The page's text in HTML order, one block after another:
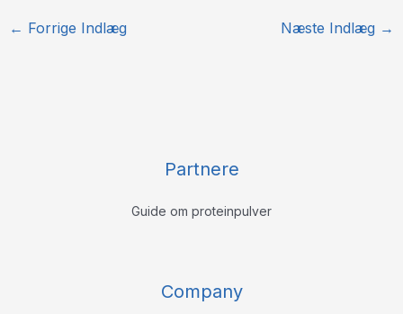
← Forrige Indlæg Næste Indlæg →
Partnere
Guide om proteinpulver
Company